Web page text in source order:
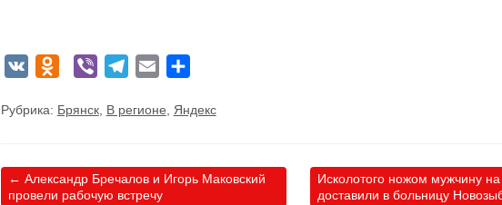
VK Odnoklassniki
Viber Telegram
Email
Рубрика: Брянск, В регионе Яндекс
← Александр Бречалов и Игорь Маковский
провели рабочую встречу
Исколотого ножом мужчину на
доставили в больницу